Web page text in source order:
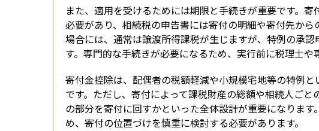
また、適用を受けるためには期限と手続きが重要です。
必要があり、相続税の申告書には寄付の明細や寄付先か
場合には、通常は譲渡所得課税が生じますが、特例の承
す。専門的な手続きが必要になるため、実行前に税理士や
寄付金控除は、配偶者の税額軽減や小規模宅地等の特例
です。ただし、寄付によって課税財産の総額や相続人ご
の部分を寄付に回すかといった全体設計が重要になりま
め、寄付の位置づけを慎重に検討する必要があります。